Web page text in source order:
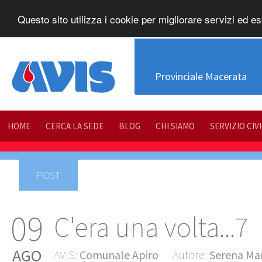
Questo sito utilizza i cookie per migliorare servizi ed
Provinciale Macerata
HOME CERCA LA SEDE BLOG CHI SIAMO SERVIZIO
POST
09
AGO
C'era una volta...7
AVIS: Comunale Apiro Autore: Serena